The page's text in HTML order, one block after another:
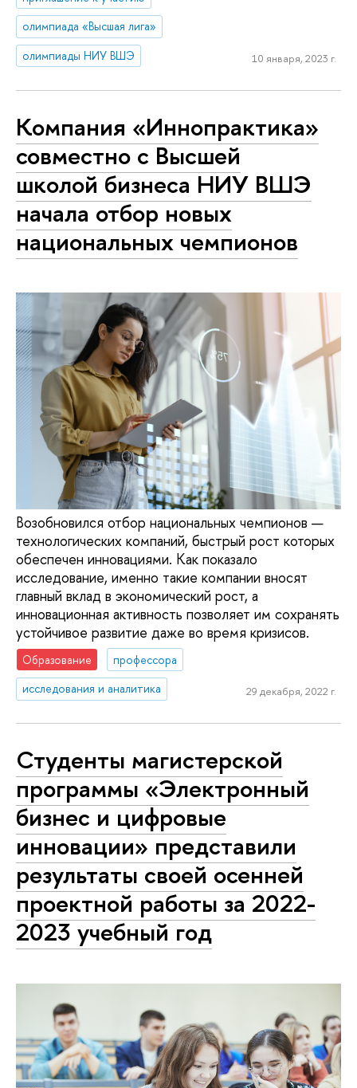
олимпиада «Высшая лига»
олимпиады НИУ ВШЭ
10 января, 2023 г.
Компания «Иннопрактика»
совместно с Высшей
школой бизнеса НИУ ВШЭ
начала отбор новых
национальных чемпионов
Возобновился отбор национальных чемпионов —
технологических компаний, быстрый рост которых
обеспечен инновациями. Как показало
исследование, именно такие компании вносят
главный вклад в экономический рост, а
инновационная активность позволяет им сохранять
устойчивое развитие даже во время кризисов.
Образование
профессора
исследования и аналитика
29 декабря, 2022 г.
Студенты магистерской
программы «Электронный
бизнес и цифровые
инновации» представили
результаты своей осенней
проектной работы за 2022-
2023 учебный год